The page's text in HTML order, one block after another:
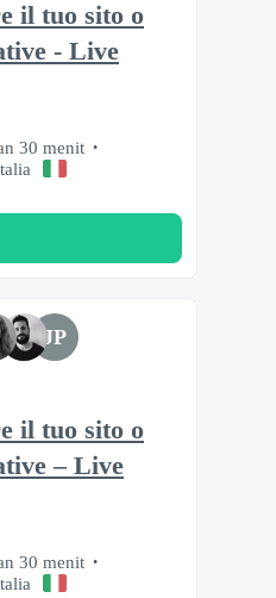
il tuo sito o
- Live
30 menit
JP
il tuo sito o
– Live
30 menit